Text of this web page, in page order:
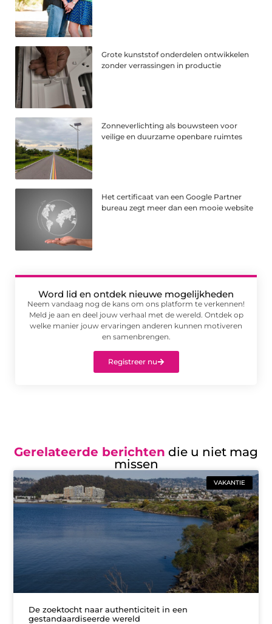
Grote kunststof onderdelen ontwikkelen
zonder verrassingen in productie
Zonneverlichting als bouwsteen voor
veilige en duurzame openbare ruimtes
Het certificaat van een Google Partner
bureau zegt meer dan een mooie website
Word lid en ontdek nieuwe mogelijkheden
Neem vandaag nog de kans om ons platform te verkennen!
Meld je aan en deel jouw verhaal met de wereld. Ontdek op
welke manier jouw ervaringen anderen kunnen motiveren
en samenbrengen.
Registreer nu
Gerelateerde berichten die u niet mag
missen
VAKANTIE
De zoektocht naar authenticiteit in een
gestandaardiseerde wereld